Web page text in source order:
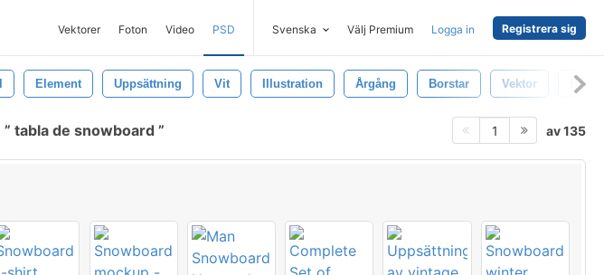
Vektorer Foton Video PSD Svenska Välj Premium Logga in Registrera sig
Element Uppsättning Vit Illustration Årgång Borstar Vektor
tabla de snowboard 1 av 135